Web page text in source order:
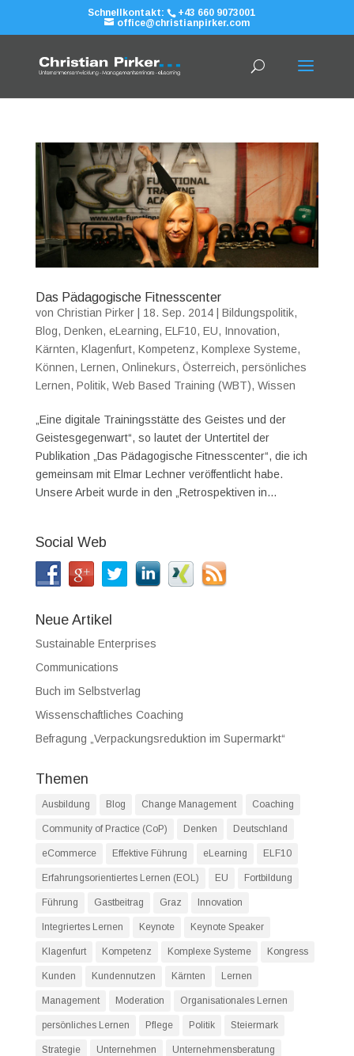
Schnellkontakt:
+43 660 9073001
office@christianpirker.com
Das Pädagogische Fitnesscenter
von Christian Pirker| 18. Sep. 2014| Bildungspolitik,
Blog, Denken, eLearning, ELF10, EU, Innovation,
Kärnten, Klagenfurt, Kompetenz, Komplexe Systeme,
Können, Lernen, Onlinekurs, Österreich, persönliches
Lernen, Politik, Web Based Training (WBT), Wissen
„Eine digitale Trainingsstätte des Geistes und der
Geistesgegenwart“, so lautet der Untertitel der
Publikation „Das Pädagogische Fitnesscenter“, die ich
gemeinsam mit Elmar Lechner veröffentlicht habe.
Unsere Arbeit wurde in den „Retrospektiven in...
Social Web
Neue Artikel
Sustainable Enterprises
Communications
Buch im Selbstverlag
Wissenschaftliches Coaching
Befragung „Verpackungsreduktion im Supermarkt“
Themen
Ausbildung Blog Change Management Coaching
Community of Practice (CoP) Denken Deutschland
eCommerce Effektive Führung eLearning ELF10
Erfahrungsorientiertes Lernen (EOL) EU Fortbildung
Führung Gastbeitrag Graz Innovation
Integriertes Lernen Keynote Keynote Speaker
Klagenfurt Kompetenz Komplexe Systeme Kongress
Kunden Kundennutzen Kärnten Lernen
Management Moderation Organisationales Lernen
persönliches Lernen Pflege Politik Steiermark
Strategie Unternehmen Unternehmensberatung